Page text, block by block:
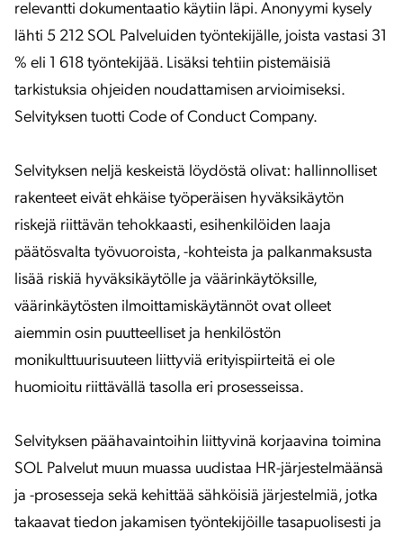
relevantti dokumentaatio käytiin läpi. Anonyymi kysely
lähti 5 212 SOL Palveluiden työntekijälle, joista vastasi 31
% eli 1 618 työntekijää. Lisäksi tehtiin pistemäisiä
tarkistuksia ohjeiden noudattamisen arvioimiseksi.
Selvityksen tuotti Code of Conduct Company.
Selvityksen neljä keskeistä löydöstä olivat: hallinnolliset
rakenteet eivät ehkäise työperäisen hyväksikäytön
riskejä riittävän tehokkaasti, esihenkilöiden laaja
päätösvalta työvuoroista, -kohteista ja palkanmaksusta
lisää riskiä hyväksikäytölle ja väärinkäytöksille,
väärinkäytösten ilmoittamiskäytännöt ovat olleet
aiemmin osin puutteelliset ja henkilöstön
monikulttuurisuuteen liittyviä erityispiirteitä ei ole
huomioitu riittävällä tasolla eri prosesseissa.
Selvityksen päähavaintoihin liittyvinä korjaavina toimina
SOL Palvelut muun muassa uudistaa HR-järjestelmäänsä
ja -prosesseja sekä kehittää sähköisiä järjestelmiä, jotka
takaavat tiedon jakamisen työntekijöille tasapuolisesti ja